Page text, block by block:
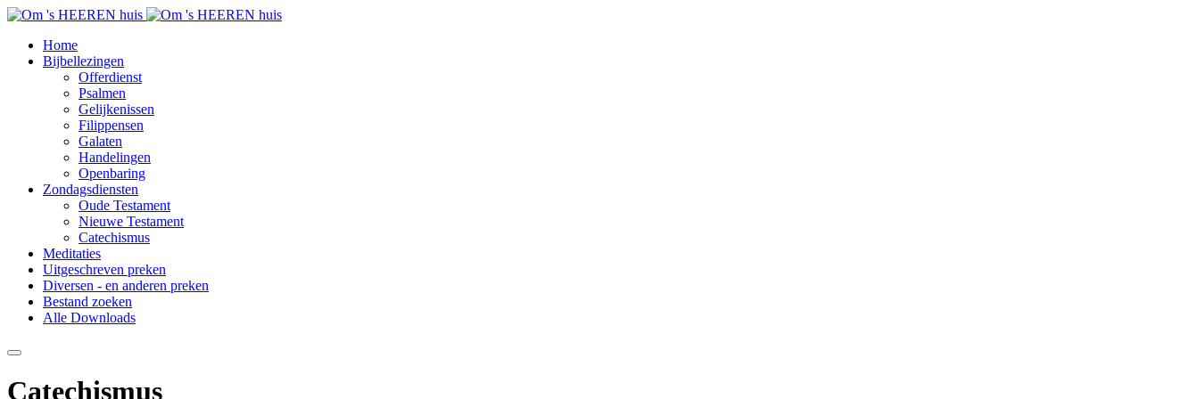
Home
Bijbellezingen
Offerdienst
Psalmen
Gelijkenissen
Filippensen
Galaten
Handelingen
Openbaring
Zondagsdiensten
Oude Testament
Nieuwe Testament
Catechismus
Meditaties
Uitgeschreven preken
Diversen - en anderen preken
Bestand zoeken
Alle Downloads
Catechismus